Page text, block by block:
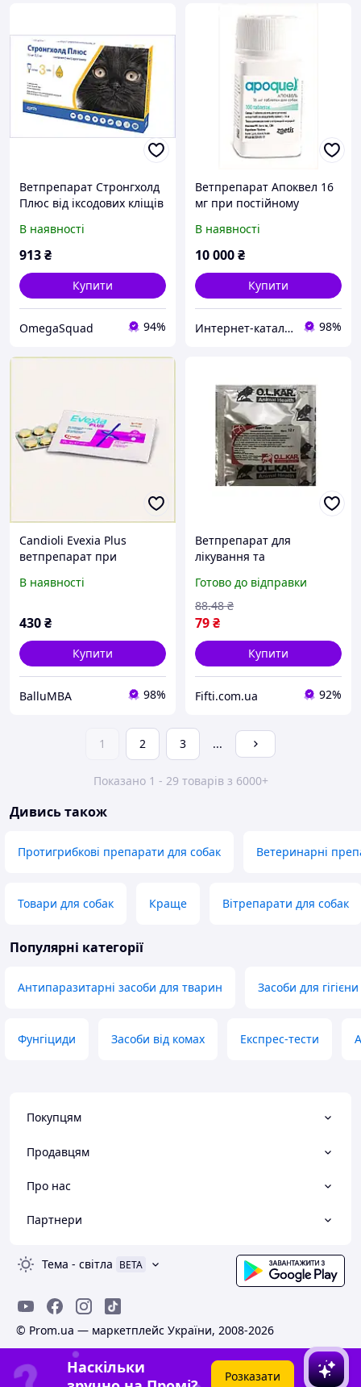
Ветпрепарат Стронгхолд
Плюс від іксодових кліщів
7739793BK
В наявності
913₴
Купити
OmegaSquad 94%
Ветпрепарат Апоквел 16
мг при постійному
AT7739867
В наявності
10 000₴
Купити
Интерн​ет-кат​а​л​ог ск​​и​до​к "GALANTI" 98%
Candioli Evexia Plus
ветпрепарат при
шт, 8H52H5617
В наявності
430₴
Купити
BalluMBA 98%
Ветпрепарат для
лікування та
кишкових та легеневих
гельмінтозів O.L.KAR
Гідро+Лев, 12г
Готово до відправки
79₴
88.48 ₴
Купити
Fifti.com.ua 92%
1 2 3 ...
Показано 1 - 29 товарів з 6000+
Дивись також
Протигрибкові препарати для собак Ветеринарні
Товари для собак Краще Вітрепарати для собак
Популярні категорії
Антипаразитарні засоби для тварин Засоби для
Фунгіциди Засоби від комах Експрес-тести
Покупцям
Продавцям
Про нас
Партнери
Тема - світла BETA
© Prom.ua — маркетплейс України, 2008-2026
Наскільки
Розказати